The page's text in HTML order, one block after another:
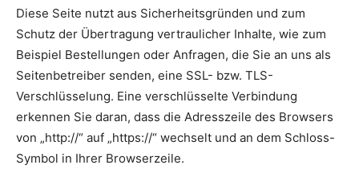
Diese Seite nutzt aus Sicherheitsgründen und zum
Schutz der Übertragung vertraulicher Inhalte, wie zum
Beispiel Bestellungen oder Anfragen, die Sie an uns als
Seitenbetreiber senden, eine SSL- bzw. TLS-
Verschlüsselung. Eine verschlüsselte Verbindung
erkennen Sie daran, dass die Adresszeile des Browsers
von „http://“ auf „https://“ wechselt und an dem Schloss-
Symbol in Ihrer Browserzeile.